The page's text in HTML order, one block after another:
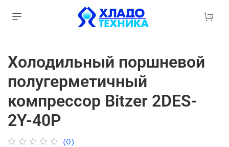
Холодильный поршневой
полугерметичный
компрессор Bitzer 2DES-
2Y-40P
(0)